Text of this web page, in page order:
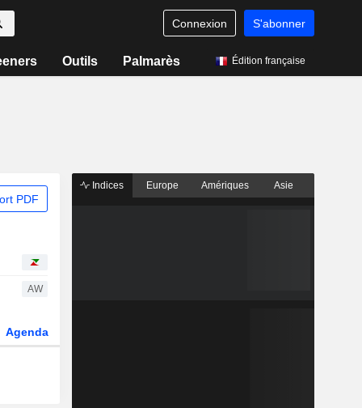
Connexion S'abonner
Outils Palmarès Édition française
PDF
AW
Agenda
Indices Europe Amériques Asie